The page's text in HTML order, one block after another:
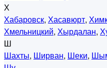
Х
Хабаровск, Хасавюрт,
Хмельницкий, Хырдалан,
Ш
Шахты, Ширван, Шеки,